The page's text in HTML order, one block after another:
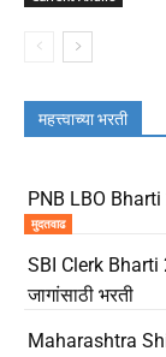
महत्त्वाच्या भरती
PNB LBO Bharti
मुदतवाढ
SBI Clerk Bharti
जागांसाठी भरती
Maharashtra